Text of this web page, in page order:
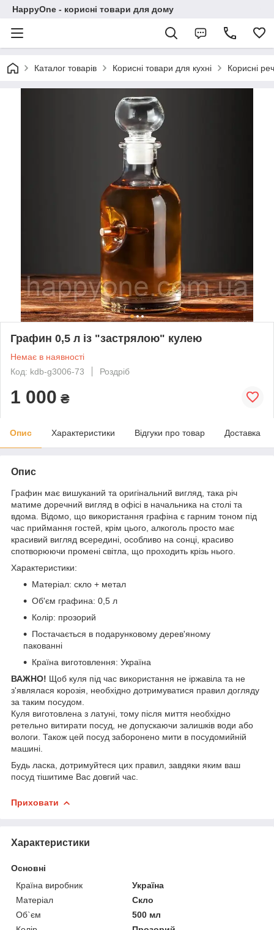
HappyOne - корисні товари для дому
Каталог товарів Корисні товари для кухні Корисні
Графин 0,5 л із "застрялою" кулею
Немає в наявності
Код: kdb-g3006-73
Роздріб
1 000 ₴
Опис Характеристики Відгуки про товар Доставка
Опис
Графин має вишуканий та оригінальний вигляд, така річ
матиме доречний вигляд в офісі в начальника на столі та
вдома. Відомо, що використання графіна є гарним тоном під
час приймання гостей, крім цього, алкоголь просто має
красивий вигляд всередині, особливо на сонці, красиво
спотворюючи промені світла, що проходить крізь нього.
Характеристики:
Матеріал: скло + метал
Об'єм графина: 0,5 л
Колір: прозорий
Постачається в подарунковому дерев'яному
пакованні
Країна виготовлення: Україна
ВАЖНО! Щоб куля під час використання не іржавіла та не
з'являлася корозія, необхідно дотримуватися правил догляду
за таким посудом.
Куля виготовлена з латуні, тому після миття необхідно
ретельно витирати посуд, не допускаючи залишків води або
вологи. Також цей посуд заборонено мити в посудомийній
машині.
Будь ласка, дотримуйтеся цих правил, завдяки яким ваш
посуд тішитиме Вас довгий час.
Приховати
Характеристики
Основні
Країна виробник
Україна
Матеріал
Скло
Об`єм
500 мл